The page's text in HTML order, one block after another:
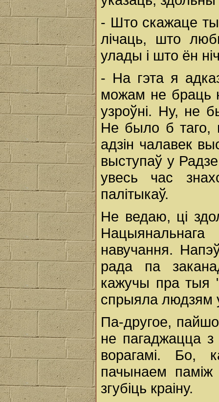
- Што скажаце
лічаць, што
улады і што ён
- На гэта я
можам не браць
узроўні. Ну, не
Не было б таго,
адзін чалавек
выступаў у
увесь час
палітыкаў.
Не ведаю, ці
Нацыянальнага
навучання.
рада па
кажучы пра тыя
спрыяла людзям
Па-другое,
не пагаджацца
ворагамі. Бо,
пачынаем
згубіць краіну.